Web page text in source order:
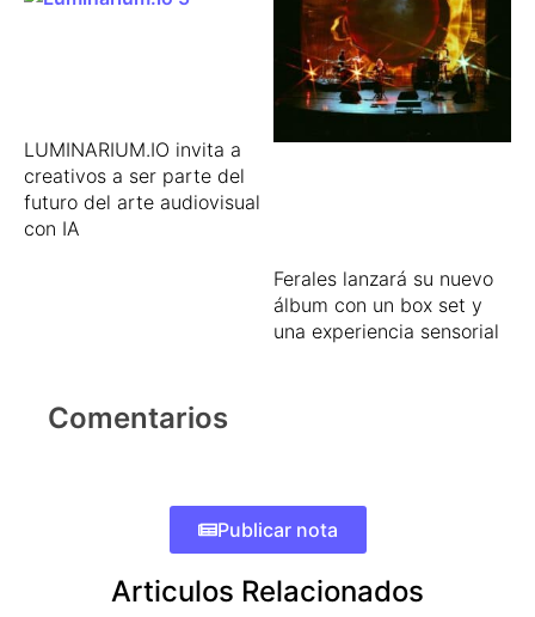
LUMINARIUM.IO invita a
creativos a ser parte del
futuro del arte audiovisual
con IA
Ferales lanzará su nuevo
álbum con un box set y
una experiencia sensorial
Comentarios
Publicar nota
Articulos Relacionados